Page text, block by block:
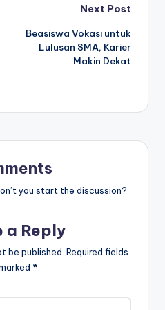
Next Post
Beasiswa Vokasi untuk
Lulusan SMA, Karier
Makin Dekat
you start the discussion?
a Reply
be published. Required fields
*